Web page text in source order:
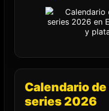
Calendario
series 2026